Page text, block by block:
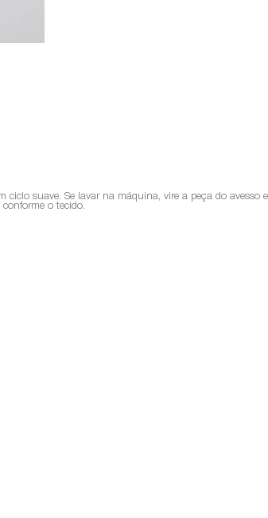
suave. Se lavar na máquina, vire a peça do avesso
o tecido.